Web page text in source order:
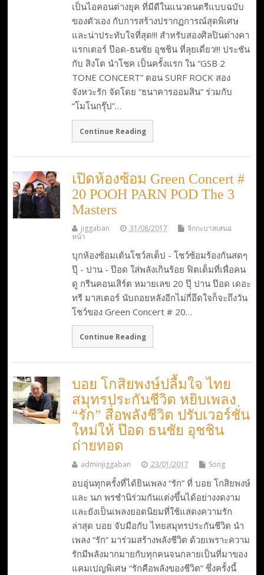
เป็นไอคอนต่างยุค ที่มีดีในแนวดนตรีแบบฉบับ
ของตัวเอง กับการสร้างปรากฏการณ์สุดพิเศษ
และน่าประทับใจที่สุด!!! สำหรับสองศิลปินต่างคา
แรกเตอร์ ป๊อด-ธนชัย อุชชิน ที่ลุยเดี่ยว!!! ประชัน
กับ สิงโต นำโชค เป็นครั้งแรก ใน “GSB 2
TONE CONCERT” ตอน SURF ROCK สอง
จังหวะรัก จัดโดย “ธนาคารออมสิน” ร่วมกับ
“โมโนกรุ๊ป”…
Continue Reading
เปิดห้องซ้อม Green Concert #
20 POOH PARN POD The 3
Masters
jiggaban 31/08/2017
จิกกะบาลเสนอ
หน้า
บุกห้องซ้อมเต้นโชว์สเต็ป - โชว์ซ้อมร้องกันสดๆ
ปุ๊ - ปาน - ป๊อด ใส่พลังเกินร้อย ฟิตเต็มที่เพื่อคน
ดู กรีนคอนเสิร์ต หมายเลข 20 ปุ๊ ปาน ป๊อด เดอะ
ทรี มาสเตอร์ นับถอยหลังอีกไม่กี่อึดใจก็จะถึงวัน
โชว์ของ Green Concert # 20…
Continue Reading
บอย โกสิยพงษ์ปลื้มใจ ไทย
สมุทรประกันชีวิต หยิบเพลง
“รัก” สื่อพลังชีวิต ปรับเวอร์ชั่น
ใหม่ให้ ป๊อด ธนชัย อุชชิน
ถ่ายทอด
adminjiggaban 23/01/2017 Song
อบอุ่นทุกครั้งที่ได้ยินเพลง “รัก” ที่ บอย โกสิยพงษ์
และ นภ พรชำนิร่วมกันแต่งขึ้นได้อย่างงดงาม
และยังเป็นเพลงยอดนิยมที่ใช้แสดงความรัก
ล่าสุด บอย จับมือกับ ไทยสมุทรประกันชีวิต นำ
เพลง “รัก” มาร่วมสร้างพลังชีวิต ด้วยเพราะความ
รักมีพลังมากมายกับทุกคนจนกลายเป็นที่มาของ
แคมเปญพิเศษ “รักคือพลังของชีวิต” ซึ่งครั้งนี้